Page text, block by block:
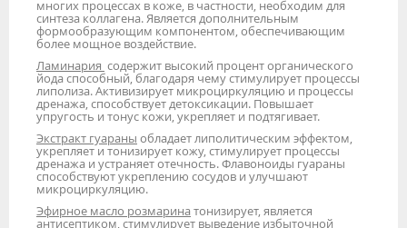
многих процессах в коже, в частности, необходим для
синтеза коллагена. Является дополнительным
формообразующим компонентом, обеспечивающим
более мощное воздействие.
Ламинария содержит высокий процент органического
йода способный, благодаря чему стимулирует процессы
липолиза. Активизирует микроциркуляцию и процессы
дренажа, способствует детоксикации. Повышает
упругость и тонус кожи, укрепляет и подтягивает.
Экстракт гуараны обладает липолитическим эффектом,
укрепляет и тонизирует кожу, стимулирует процессы
дренажа и устраняет отечность. Флавоноиды гуараны
способствуют укреплению сосудов и улучшают
микроциркуляцию.
Эфирное масло розмарина тонизирует, является
антисептиком, стимулирует выведение избыточной